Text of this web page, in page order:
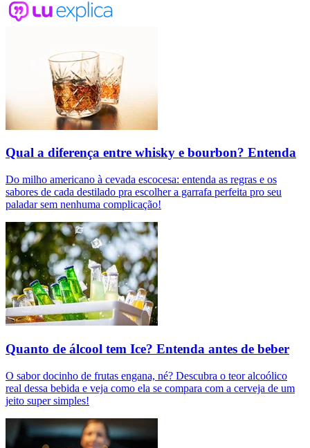
Qual a diferença entre whisky e bourbon? Entenda
Do milho americano à cevada escocesa: entenda as regras e os
sabores de cada destilado pra escolher a garrafa perfeita pro seu
paladar sem nenhuma complicação!
Quanto de álcool tem Ice? Entenda antes de beber
O sabor docinho de frutas engana, né? Descubra o teor alcoólico
real dessa bebida e veja como ela se compara com a cerveja de um
jeito super simples!